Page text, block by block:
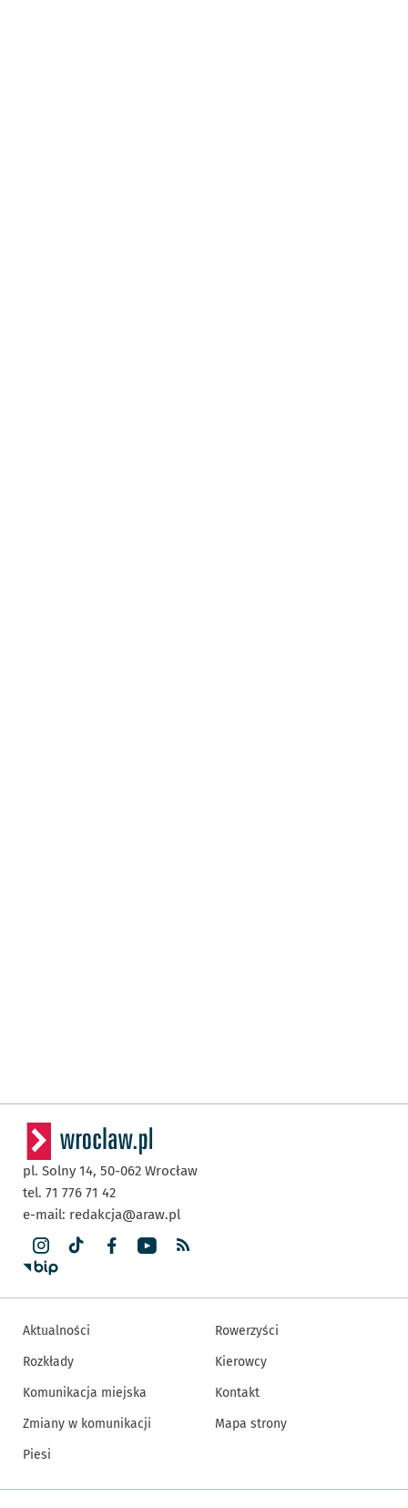
pl. Solny 14, 50-062 Wrocław
tel. 71 776 71 42
e-mail: redakcja@araw.pl
Aktualności
Rozkłady
Komunikacja miejska
Zmiany w komunikacji
Piesi
Rowerzyści
Kierowcy
Kontakt
Mapa strony